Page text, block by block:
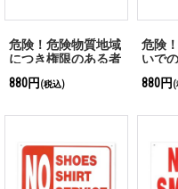
危険！危険物質地域
につき権限のある者
880円(税込)
危険
いで
880円(